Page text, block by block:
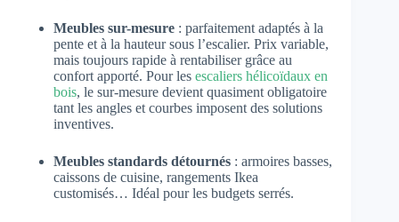
Meubles sur-mesure : parfaitement adaptés à la
pente et à la hauteur sous l’escalier. Prix variable,
mais toujours rapide à rentabiliser grâce au
confort apporté. Pour les escaliers hélicoïdaux en
bois, le sur-mesure devient quasiment obligatoire
tant les angles et courbes imposent des solutions
inventives.
Meubles standards détournés : armoires basses,
caissons de cuisine, rangements Ikea
customisés… Idéal pour les budgets serrés.